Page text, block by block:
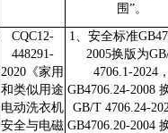
围”。
CQC12-
448291-
2020 《家用
和类似用途
电动洗衣机
安全与电磁
1 、安全标准
2005换版为
4706.1-2024
GB4706.24-2008
GB/T 4706.24-
GB4706.20-2004